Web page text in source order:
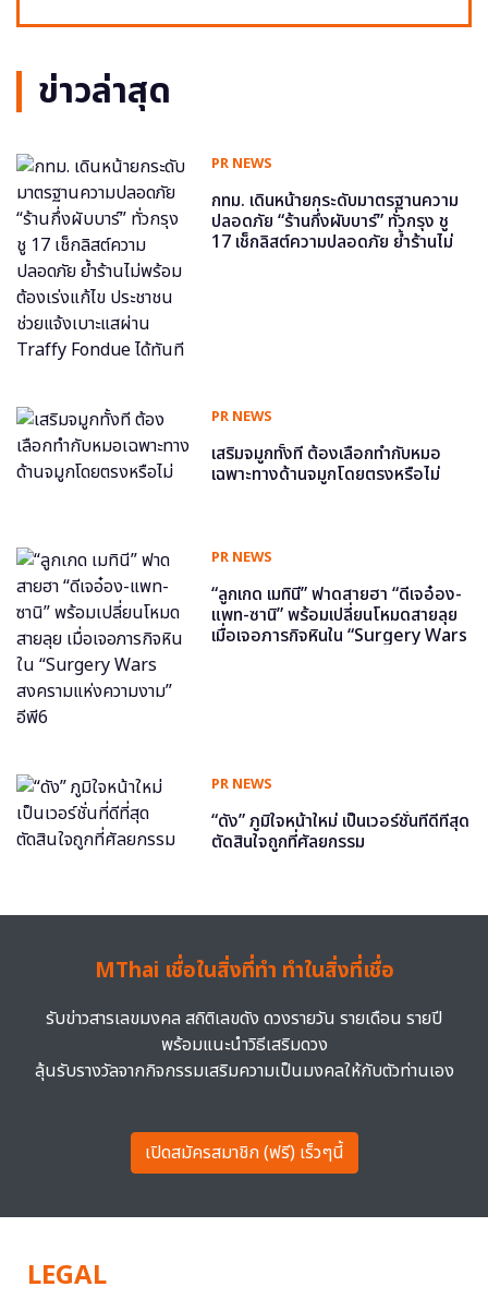
ข่าวล่าสุด
PR NEWS
กทม. เดินหน้ายกระดับมาตรฐานความ
ปลอดภัย “ร้านกึ่งผับบาร์” ทั่วกรุง ชู
17 เช็กลิสต์ความปลอดภัย ย้ำร้านไม่
PR NEWS
เสริมจมูกทั้งที ต้องเลือกทำกับหมอ
เฉพาะทางด้านจมูกโดยตรงหรือไม่
PR NEWS
“ลูกเกด เมทินี” ฟาดสายฮา “ดีเจอ๋อง-
แพท-ซานิ” พร้อมเปลี่ยนโหมดสายลุย
เมื่อเจอภารกิจหินใน “Surgery Wars
PR NEWS
“ดัง” ภูมิใจหน้าใหม่ เป็นเวอร์ชั่นที่ดีที่สุด
ตัดสินใจถูกที่ศัลยกรรม
MThai เชื่อในสิ่งที่ทำ ทำในสิ่งที่เชื่อ
รับข่าวสารเลขมงคล สถิติเลขดัง ดวงรายวัน รายเดือน รายปี
พร้อมแนะนำวิธีเสริมดวง
ลุ้นรับรางวัลจากกิจกรรมเสริมความเป็นมงคลให้กับตัวท่านเอง
เปิดสมัครสมาชิก (ฟรี) เร็วๆนี้
LEGAL